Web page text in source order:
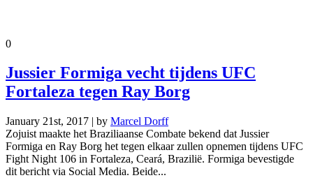
0
Jussier Formiga vecht tijdens UFC
Fortaleza tegen Ray Borg
January 21st, 2017 | by Marcel Dorff
Zojuist maakte het Braziliaanse Combate bekend dat Jussier
Formiga en Ray Borg het tegen elkaar zullen opnemen tijdens UFC
Fight Night 106 in Fortaleza, Ceará, Brazilië. Formiga bevestigde
dit bericht via Social Media. Beide...